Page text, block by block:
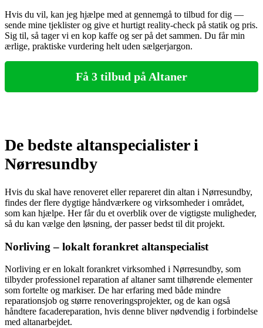
Hvis du vil, kan jeg hjælpe med at gennemgå to tilbud for dig —
sende mine tjeklister og give et hurtigt reality-check på statik og pris.
Sig til, så tager vi en kop kaffe og ser på det sammen. Du får min
ærlige, praktiske vurdering helt uden sælgerjargon.
Få 3 tilbud på Altaner
De bedste altanspecialister i
Nørresundby
Hvis du skal have renoveret eller repareret din altan i Nørresundby,
findes der flere dygtige håndværkere og virksomheder i området,
som kan hjælpe. Her får du et overblik over de vigtigste muligheder,
så du kan vælge den løsning, der passer bedst til dit projekt.
Norliving – lokalt forankret altanspecialist
Norliving er en lokalt forankret virksomhed i Nørresundby, som
tilbyder professionel reparation af altaner samt tilhørende elementer
som fortelte og markiser. De har erfaring med både mindre
reparationsjob og større renoveringsprojekter, og de kan også
håndtere facadereparation, hvis denne bliver nødvendig i forbindelse
med altanarbejdet.